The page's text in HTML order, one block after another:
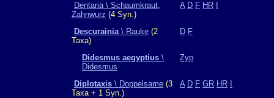
Dentaria \ Schaumkraut,
Zahnwurz (4 Syn.)
A D F HR
Descurainia\ Rauke (2
Taxa)
D F
Didesmus aegyptius \
Didesmus
Zyp
Diplotaxis \ Doppelsame (3
Taxa + 1 Syn.)
A D F GR HR